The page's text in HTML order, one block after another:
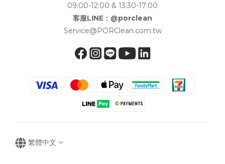
09:00-12:00 & 13:30-17:00
客服LINE：@porclean
Service@PORClean.com.tw
繁體中文